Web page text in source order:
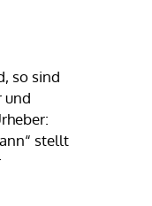
so sind
und
stellt